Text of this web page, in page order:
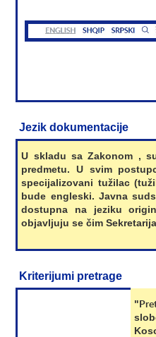
Jezik dokumentacije
U skladu sa Zakonom ,
predmetu. U svim
specijalizovani tužilac
bude engleski. Javna
dostupna na jeziku
objavljuju se čim
Kriterijumi pretrage
"